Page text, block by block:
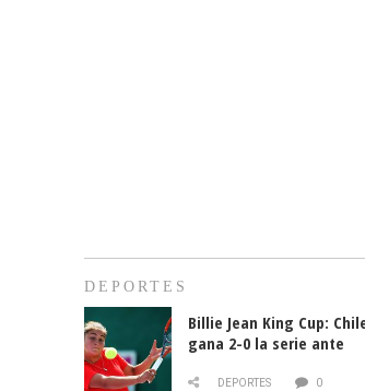
DEPORTES
Billie Jean King Cup:
gana 2-0 la serie ante
DEPORTES 0